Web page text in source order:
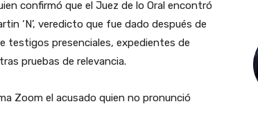
confirmó que el Juez de lo Oral encontró
‘N’, veredicto que fue dado después de
testigos presenciales, expedientes de
pruebas de relevancia.
Zoom el acusado quien no pronunció